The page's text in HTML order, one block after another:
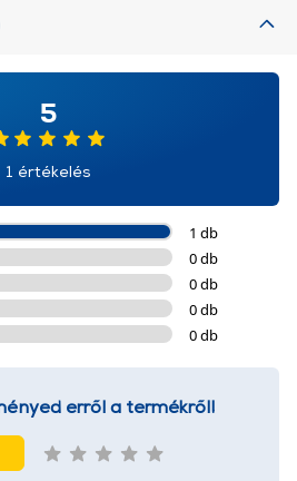
5
1 értékelés
1 db
0 db
0 db
0 db
0 db
erről a termékről!